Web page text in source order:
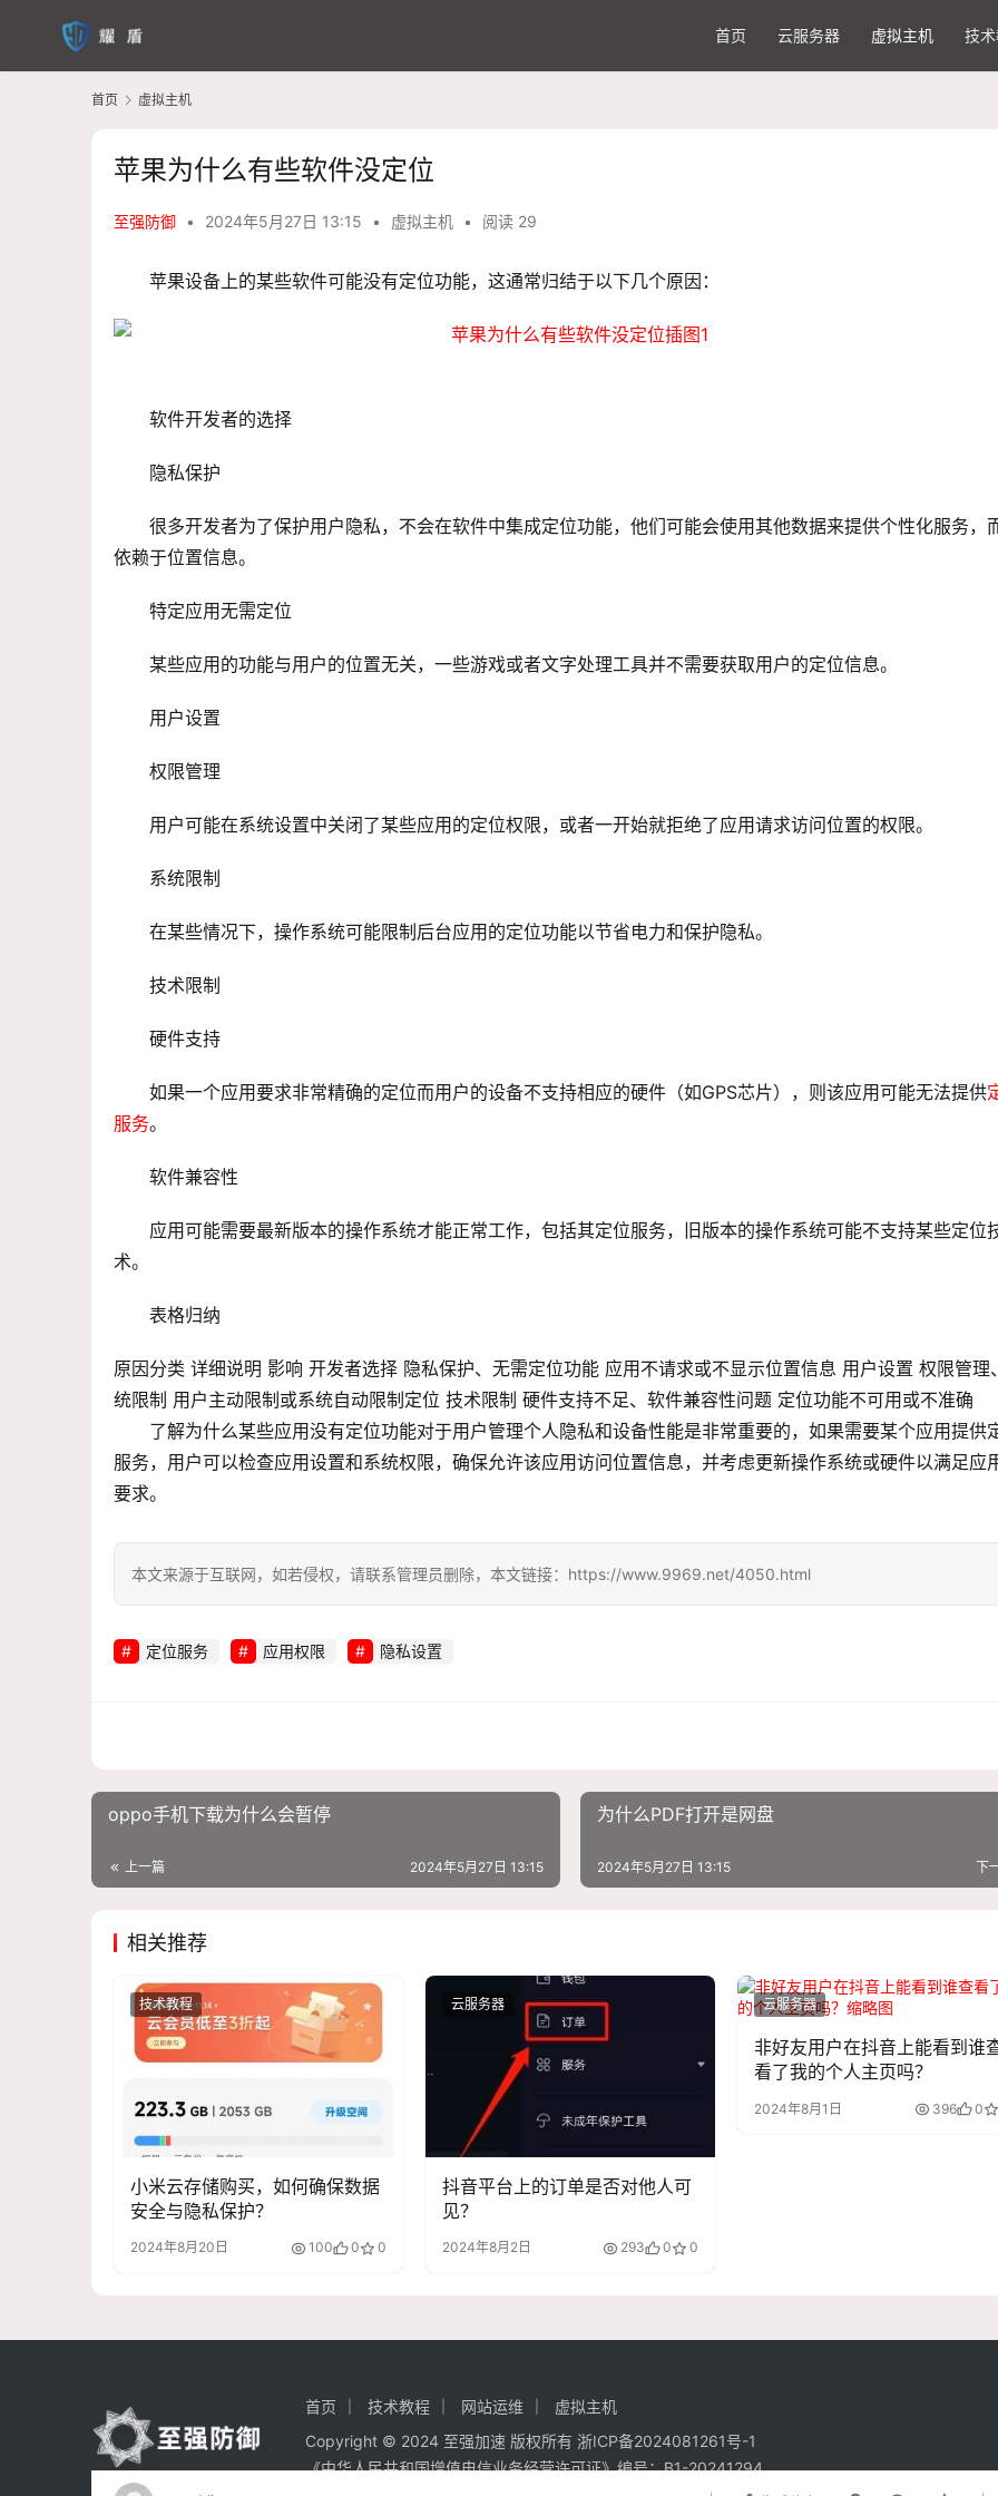
首页 云服务器 虚拟主机 技
首页 虚拟主机
苹果为什么有些软件没定位
至强防御 • 2024年5月27日 13:15 • 虚拟主机 • 阅读 29
苹果设备上的某些软件可能没有定位功能，这通常归结于以下几个原因：
软件开发者的选择
隐私保护
很多开发者为了保护用户隐私，不会在软件中集成定位功能，他们可能会使用其他数据来提供个性化服务，
依赖于位置信息。
特定应用无需定位
某些应用的功能与用户的位置无关，一些游戏或者文字处理工具并不需要获取用户的定位信息。
用户设置
权限管理
用户可能在系统设置中关闭了某些应用的定位权限，或者一开始就拒绝了应用请求访问位置的权限。
系统限制
在某些情况下，操作系统可能限制后台应用的定位功能以节省电力和保护隐私。
技术限制
硬件支持
如果一个应用要求非常精确的定位而用户的设备不支持相应的硬件（如GPS芯片），则该应用可能无法提供
服务。
软件兼容性
应用可能需要最新版本的操作系统才能正常工作，包括其定位服务，旧版本的操作系统可能不支持某些定位
术。
表格归纳
原因分类 详细说明 影响 开发者选择 隐私保护、无需定位功能 应用不请求或不显示位置信息 用户设置 权限管理
统限制 用户主动限制或系统自动限制定位 技术限制 硬件支持不足、软件兼容性问题 定位功能不可用或不准确
了解为什么某些应用没有定位功能对于用户管理个人隐私和设备性能是非常重要的，如果需要某个应用提供
服务，用户可以检查应用设置和系统权限，确保允许该应用访问位置信息，并考虑更新操作系统或硬件以满足应
要求。
本文来源于互联网，如若侵权，请联系管理员删除，本文链接：https://www.9969.net/4050.html
定位服务 应用权限 隐私设置
oppo手机下载为什么会暂停
上一篇 2024年5月27日 13:15
为什么PDF打开是网盘
下
2024年5月27日 13:15
相关推荐
技术教程
小米云存储购买，如何确保数据
安全与隐私保护？
2024年8月20日 100 0 0
云服务器
抖音平台上的订单是否对他人可
见？
2024年8月2日 293 0 0
云服务器
非好友用户在抖音上能看到谁
看了我的个人主页吗？
2024年8月1日 396 0
首页 技术教程 网站运维
虚拟主机
Copyright © 2024 至强加速 版权所有 浙ICP备2024081261号-1
《中华人民共和国增值电信业务经营许可证》编号：B1-20241294